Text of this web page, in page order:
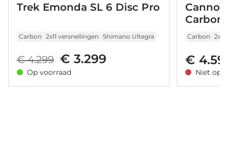
Trek Emonda SL 6 Disc Pro
Carbon 2x11 versnellingen Shimano Ultegra
€ 4.299 € 3.299
Op voorraad
Carbon
Carbon
€
Niet op